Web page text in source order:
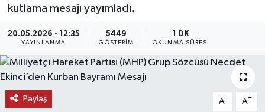
kutlama mesajı yayımladı.
20.05.2026 - 12:35
YAYINLANMA
5449
GÖSTERIM
1 DK
OKUNMA SÜRESI
Paylaş A- A+
KEMERBURGAZ
KÜLTÜR - SANAT
MAGAZİN
ÖZEL HABER